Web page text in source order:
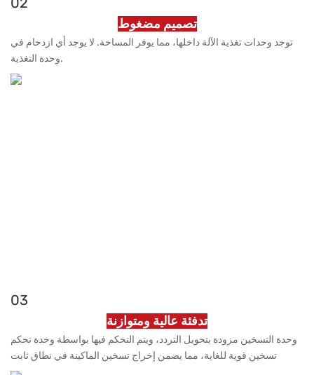
تصميم مضغوط
توجد وحدات تغذية الآلة داخلها، مما يوفر المساحة. لا يوجد أي ازدحام في
وحدة التغذية.
03
تدفئة عالية ومتوازنة
وحدة التسخين مزودة بتحويل التردد، ويتم التحكم فيها بواسطة وحدة تحكم
تسخين قوية للغاية، مما يضمن إخراج تسخين الماكينة في نطاق ثابت